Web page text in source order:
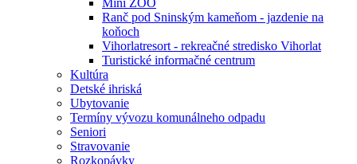
Mini ZOO
Ranč pod Sninským kameňom - jazdenie na
koňoch
Vihorlatresort - rekreačné stredisko Vihorlat
Turistické informačné centrum
Kultúra
Detské ihriská
Ubytovanie
Termíny vývozu komunálneho odpadu
Seniori
Stravovanie
Rozkopávky